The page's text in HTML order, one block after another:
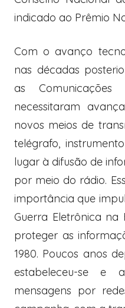
indicado ao Prêmio
Com o avanço
nas décadas
as
necessitaram
novos meios de
telégrafo,
lugar à difusão de
por meio do rádio.
importância que
Guerra Eletrônica
proteger as
1980. Poucos anos
estabeleceu-se e
mensagens por